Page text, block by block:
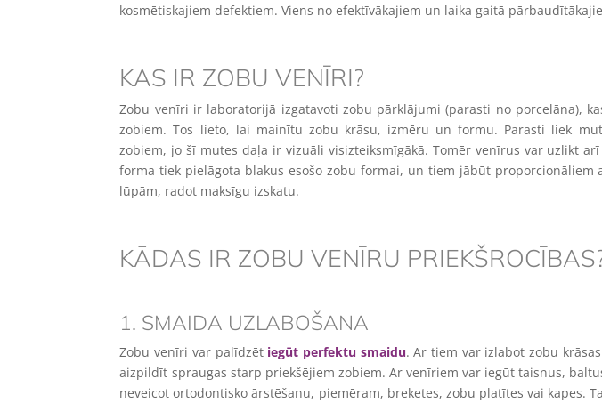
kosmētiskajiem defektiem. Viens no efektīvākajiem un laika gaitā
KAS IR ZOBU VENĪRI?
Zobu venīri ir laboratorijā izgatavoti zobu pārklājumi (parasti no porcelāna),
zobiem. Tos lieto, lai mainītu zobu krāsu, izmēru un formu. Parasti liek
zobiem, jo šī mutes daļa ir vizuāli visizteiksmīgākā. Tomēr venīrus var uzlikt
forma tiek pielāgota blakus esošo zobu formai, un tiem jābūt proporcionāliem
lūpām, radot maksīgu izskatu.
KĀDAS IR ZOBU VENĪRU
1. SMAIDA UZLABOŠANA
Zobu venīri var palīdzēt iegūt perfektu smaidu. Ar tiem var izlabot zobu
aizpildīt spraugas starp priekšējiem zobiem. Ar venīriem var iegūt taisnus,
neveicot ortodontisko ārstēšanu, piemēram, breketes, zobu platītes vai kapes.